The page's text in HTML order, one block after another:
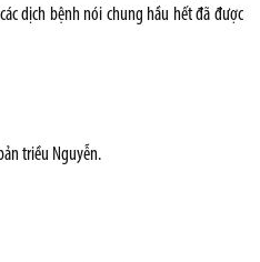
dịch bệnh nói chung hầu hết đã được
triều Nguyễn.